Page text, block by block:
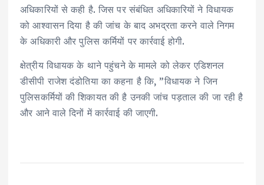
अधिकारियों से कही है. जिस पर संबंधित अधिकारियों ने विधायक
को आश्वासन दिया है की जांच के बाद अभद्रता करने वाले निगम
के अधिकारी और पुलिस कर्मियों पर कार्रवाई होगी.
क्षेत्रीय विधायक के थाने पहुंचने के मामले को लेकर एडिशनल
डीसीपी राजेश दंडोतिया का कहना है कि, ”विधायक ने जिन
पुलिसकर्मियों की शिकायत की है उनकी जांच पड़ताल की जा रही है
और आने वाले दिनों में कार्रवाई की जाएगी.